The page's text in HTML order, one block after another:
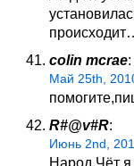
colin mcrae:
Май 25th,
R#@v#R:
Июнь 2nd,
Народ.Чёт я